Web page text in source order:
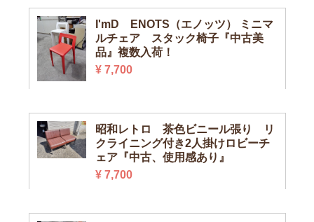
I'mD ENOTS（エノッツ） ミニマ
ルチェア スタック椅子『中古美
品』複数入荷！
¥ 7,700
昭和レトロ 茶色ビニール張り リ
クライニング付き2人掛けロビーチ
ェア『中古、使用感あり』
¥ 7,700